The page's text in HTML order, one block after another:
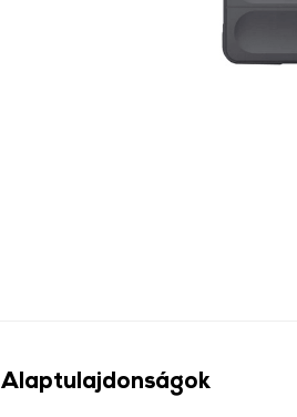
Alaptulajdonságok